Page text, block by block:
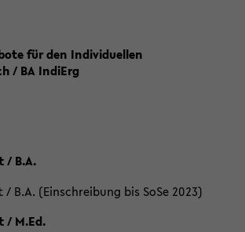
für den Individuellen
/ BA IndiErg
/ B.A.
B.A. (Einschreibung bis SoSe 2023)
/ M.Ed.